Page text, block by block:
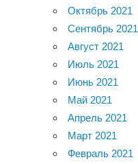
Октябрь 2021
Сентябрь 2021
Август 2021
Июль 2021
Июнь 2021
Май 2021
Апрель 2021
Март 2021
Февраль 2021